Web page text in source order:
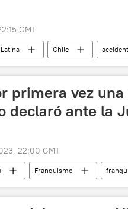
GMT
Chile
primera vez
declaró ante la
22:00 GMT
Franquismo
seguridad cibernética